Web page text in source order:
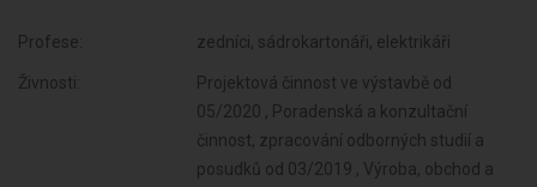
Profese: zedníci, sádrokartonáři, elektrikáři
Živnosti:
Projektová činnost ve výstavbě od
05/2020 , Poradenská a konzultační
činnost, zpracování odborných studií a
posudků od 03/2019 , Výroba, obchod a